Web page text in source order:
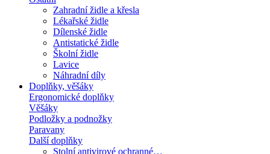
Zahradní židle a křesla
Lékařské židle
Dílenské židle
Antistatické židle
Školní židle
Lavice
Náhradní díly
Doplňky, věšáky
Ergonomické doplňky
Věšáky
Podložky a podnožky
Paravany
Další doplňky
Stolní antivirové ochranné…